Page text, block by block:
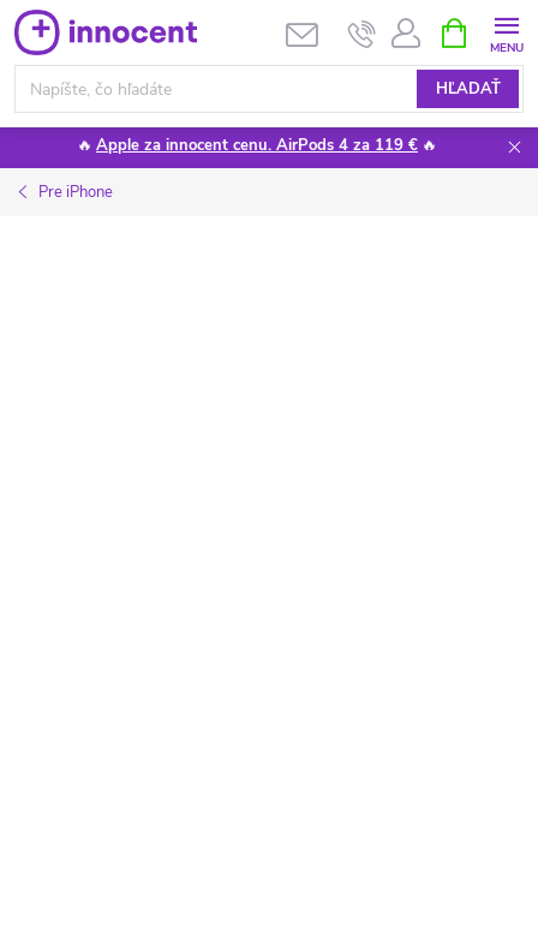
Prejsť
na
obsah
HĽADAŤ
KOŠÍK
🔥 Apple za innocent cenu. AirPods 4 za 119 € 🔥
Pre iPhone